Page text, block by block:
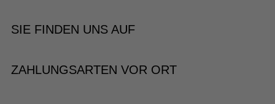
SIE FINDEN UNS AUF
ZAHLUNGSARTEN VOR ORT